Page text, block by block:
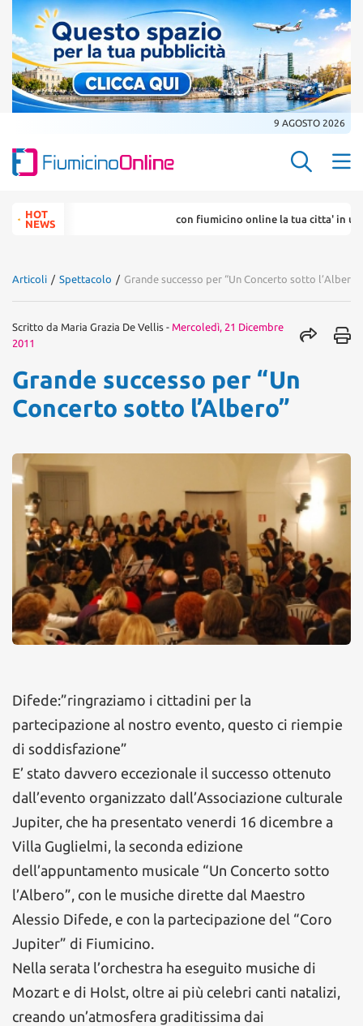
9 AGOSTO 2026
Search
for:HOT
NEWS
con fiumicino online la tua citta' in un ...
Articoli / Spettacolo / Grande successo per “Un Concerto sotto l’Albero”
Scritto da Maria Grazia De Vellis - Mercoledì, 21 Dicembre
2011
Grande successo per “Un
Concerto sotto l’Albero”
Difede:”ringraziamo i cittadini per la
partecipazione al nostro evento, questo ci riempie
di soddisfazione”
E’ stato davvero eccezionale il successo ottenuto
dall’evento organizzato dall’Associazione culturale
Jupiter, che ha presentato venerdi 16 dicembre a
Villa Guglielmi, la seconda edizione
dell’appuntamento musicale “Un Concerto sotto
l’Albero”, con le musiche dirette dal Maestro
Alessio Difede, e con la partecipazione del “Coro
Jupiter” di Fiumicino.
Nella serata l’orchestra ha eseguito musiche di
Mozart e di Holst, oltre ai più celebri canti natalizi,
creando un’atmosfera graditissima dai